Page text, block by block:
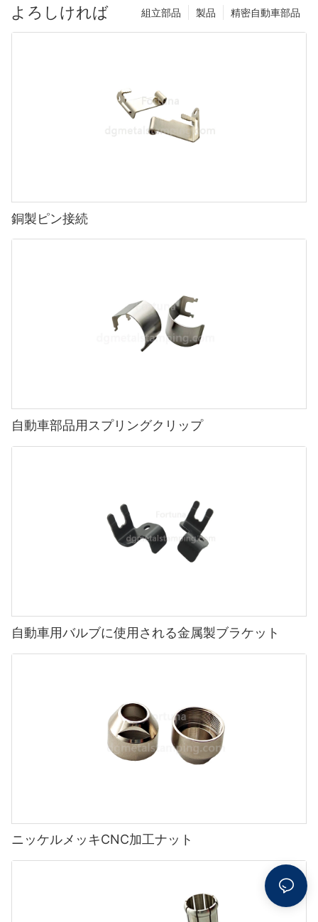
よろしければ 精密自動車部品
製品
組立部品
銅製ピン接続
自動車部品用スプリングクリップ
自動車用バルブに使用される金属製ブラケット
ニッケルメッキCNC加工ナット